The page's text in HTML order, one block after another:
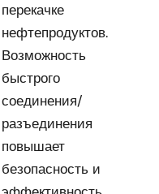
перекачке
нефтепродуктов.
Возможность
быстрого
соединения/
разъединения
повышает
безопасность и